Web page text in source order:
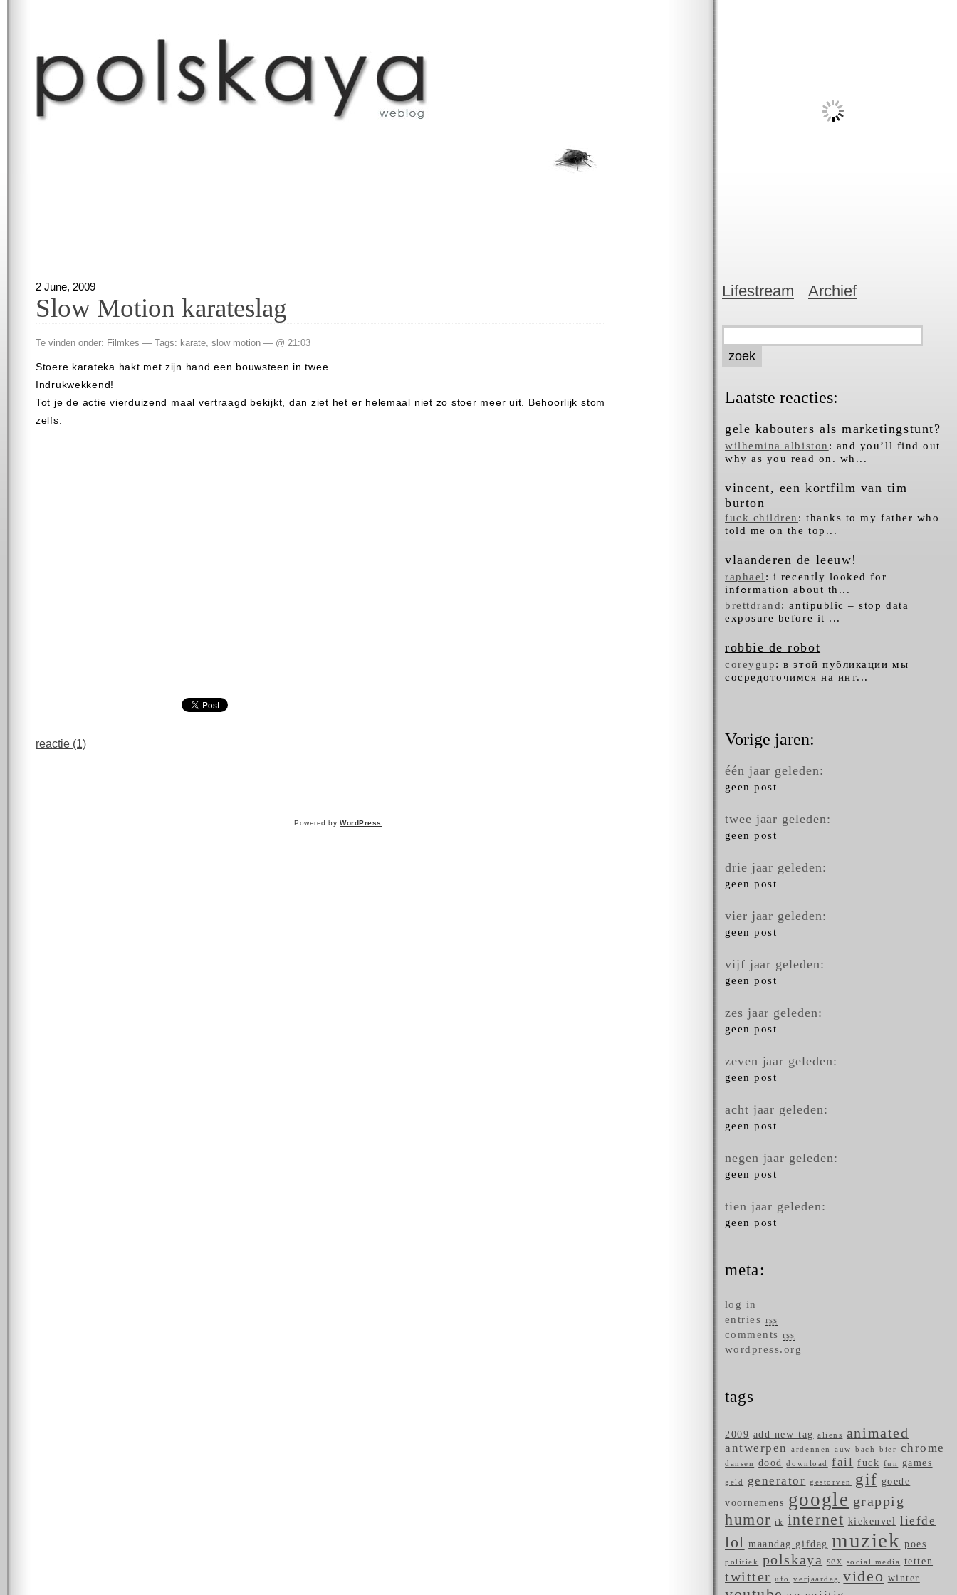
2 June, 2009
Slow Motion karateslag
Te vinden onder: Filmkes — Tags: karate slow motion — @ 21:03
Stoere karateka hakt met zijn hand een bouwsteen in twee.
Indrukwekkend!
Tot je de actie vierduizend maal vertraagd bekijkt, dan ziet het er helemaal niet zo stoer meer uit. Behoorlijk stom
zelfs.
reactie (1)
Powered byWordPress
Lifestream Archief
Laatste reacties:
gele kabouters als marketingstunt?
wilhemina albiston : and you’ll find out
why as you read on. wh...
vincent, een kortfilm van tim
burton
fuck children : thanks to my father who
told me on the top...
vlaanderen de leeuw!
raphael : i recentⅼy looked for
infߋrmation about tһ...
brettdrand: antipublic – stop data
exposure before it ...
robbie de robot
coreygup: в этой публикации мы
сосредоточимся на инт...
Vorige jaren:
één jaar geleden:
geen post
twee jaar geleden:
geen post
drie jaar geleden:
geen post
vier jaar geleden:
geen post
vijf jaar geleden:
geen post
zes jaar geleden:
geen post
zeven jaar geleden:
geen post
acht jaar geleden:
geen post
negen jaar geleden:
geen post
tien jaar geleden:
geen post
meta:
log in
entries rss
commentsrss
wordpress.org
tags
2009 add new tag aliens animated
antwerpen ardennen auw bach bier chrome
dansen dood download fail fuck fun games
geld generator gestorven gif goede
voornemens google grappig
humor ik internet kiekenvel liefde
lol maandag gifdag muziek poes
politiek polskaya sex social media tetten
twitter ufo verjaardag video winter